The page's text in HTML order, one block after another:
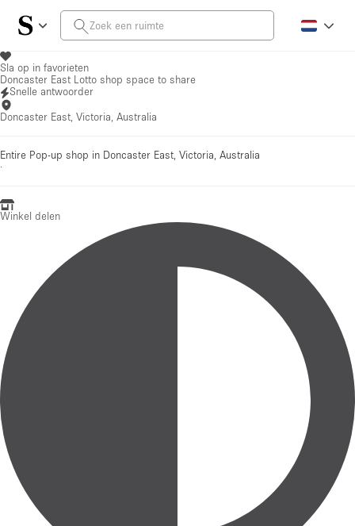
Sla op in favorieten
Doncaster East Lotto shop space to share
Snelle antwoorder
Doncaster East, Victoria, Australia
Entire Pop-up shop in Doncaster East, Victoria, Australia
·
Winkel delen